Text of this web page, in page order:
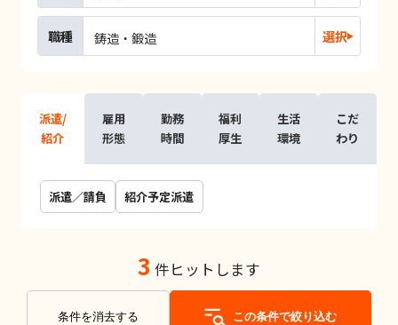
職種 鋳造・鍛造 選択
派遣/
紹介
雇用
形態
勤務
時間
福利
厚生
生活
環境
こだ
わり
派遣／請負 紹介予定派遣
3 件ヒットします
条件を消去する この条件で絞り込む